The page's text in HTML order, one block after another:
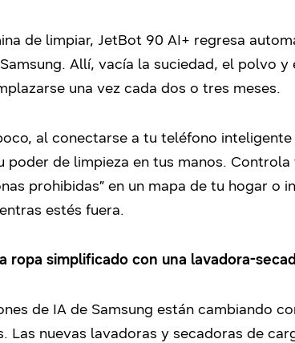
de limpiar, JetBot 90 AI+ regresa
Allí, vacía la suciedad, el polvo
una vez cada dos o tres meses.
al conectarse a tu teléfono
poder de limpieza en tus manos.
prohibidas” en un mapa de tu hogar
estés fuera.
ropa simplificado con una lavadora-
de IA de Samsung están cambiando
Las nuevas lavadoras y secadoras de